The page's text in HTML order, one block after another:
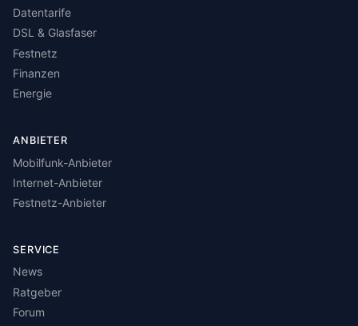
Datentarife
DSL & Glasfaser
Festnetz
Finanzen
Energie
ANBIETER
Mobilfunk-Anbieter
Internet-Anbieter
Festnetz-Anbieter
SERVICE
News
Ratgeber
Forum